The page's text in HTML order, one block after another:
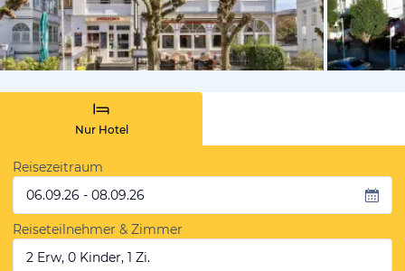
vom
Nur Hotel
Reisezeitraum
06.09.26 - 08.09.26
Reiseteilnehmer & Zimmer
2 Erw, 0 Kinder, 1 Zi.